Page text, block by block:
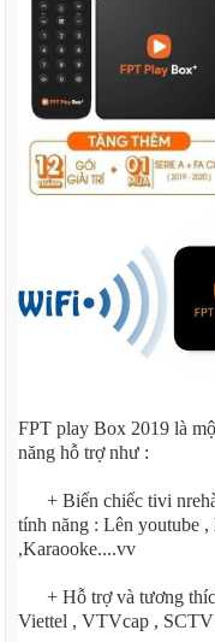
FPT play Box 2019 là
năng hỗ trợ như :
+ Biến chiếc tivi nrehà
tính năng : Lên youtube
,Karaooke....vv
+ Hỗ trợ và tương
Viettel , VTVcap ,